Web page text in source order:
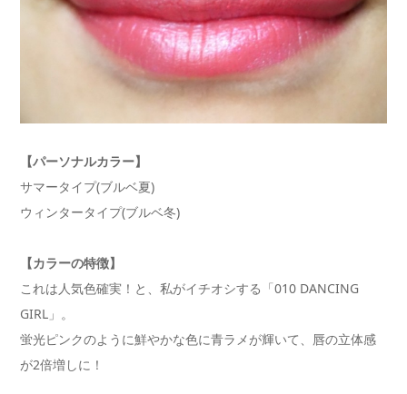
【パーソナルカラー】
サマータイプ(ブルベ夏)
ウィンタータイプ(ブルベ冬)
【カラーの特徴】
これは人気色確実！と、私がイチオシする「010 DANCING
GIRL」。
蛍光ピンクのように鮮やかな色に青ラメが輝いて、唇の立体感
が2倍増しに！